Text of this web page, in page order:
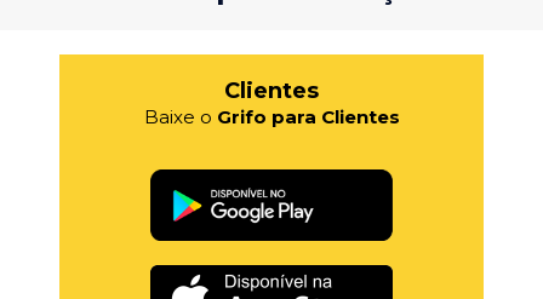
Clientes
Baixe o Grifo para Clientes